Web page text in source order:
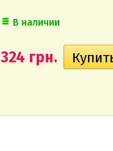
В наличии
324 грн.